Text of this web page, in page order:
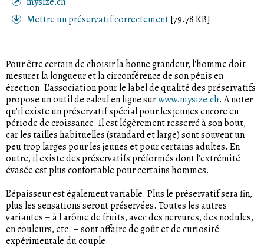
Mettre un préservatif correctement[79.78 KB]
Pour être certain de choisir la bonne grandeur, l'homme doit
mesurer la longueur et la circonférence de son pénis en
érection. L'association pour le label de qualité des préservatifs
propose un outil de calcul en ligne surwww.mysize.ch. A noter
qu’il existe un préservatif spécial pour les jeunes encore en
période de croissance. Il est légèrement resserré à son bout,
car les tailles habituelles (standard et large) sont souvent un
peu trop larges pour les jeunes et pour certains adultes. En
outre, il existe des préservatifs préformés dont l’extrémité
évasée est plus confortable pour certains hommes.
L’épaisseur est également variable. Plus le préservatif sera fin,
plus les sensations seront préservées. Toutes les autres
variantes – à l'arôme de fruits, avec des nervures, des nodules,
en couleurs, etc. – sont affaire de goût et de curiosité
expérimentale du couple.